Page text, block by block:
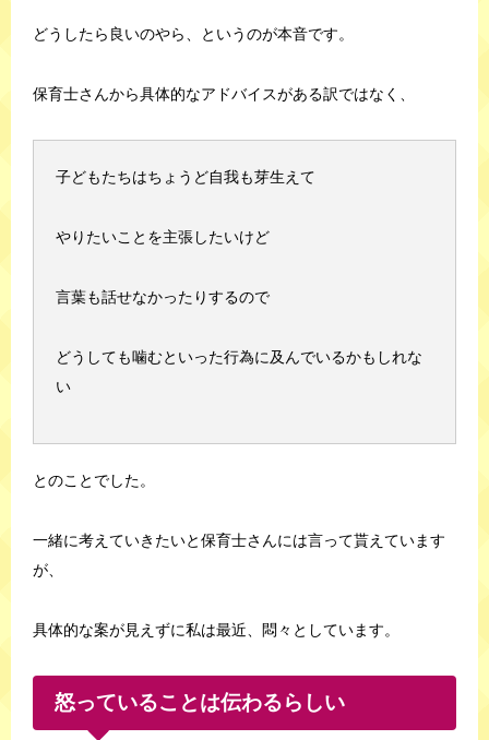
どうしたら良いのやら、というのが本音です。
保育士さんから具体的なアドバイスがある訳ではなく、
子どもたちはちょうど自我も芽生えて
やりたいことを主張したいけど
言葉も話せなかったりするので
どうしても噛むといった行為に及んでいるかもしれな
い
とのことでした。
一緒に考えていきたいと保育士さんには言って貰えています
が、
具体的な案が見えずに私は最近、悶々としています。
怒っていることは伝わるらしい